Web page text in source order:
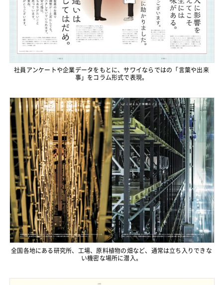
社員アンケートや企業データをもとに、サワイならではの「言葉や出来
事」をコラム形式で表現。
全国各地にある研究所、工場、原料植物の畑など、通常は立ち入りできな
い機密な場所に潜入。